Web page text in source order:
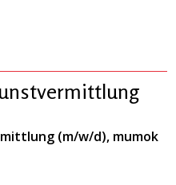
(m/w/d), mumok